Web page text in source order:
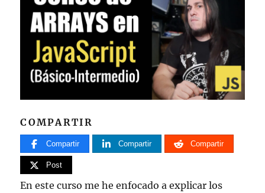
COMPARTIR
Compartir Compartir Compartir
Post
En este curso me he enfocado a explicar los